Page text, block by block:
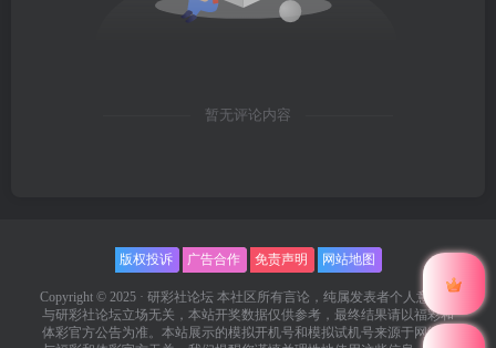
暂无评论内容
版权投诉 广告合作 免责声明 网站地图
Copyright © 2025 · 研彩社论坛 本社区所有言论，纯属发表者个人意见，
与研彩社论坛立场无关，本站开奖数据仅供参考，最终结果请以福彩和
体彩官方公告为准。本站展示的模拟开机号和模拟试机号来源于网络，